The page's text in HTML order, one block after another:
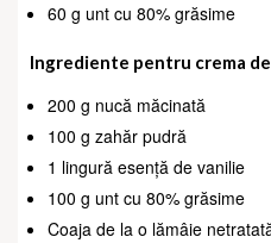
60 g unt cu 80% grăsime
Ingrediente pentru crema
200 g nucă măcinată
100 g zahăr pudră
1 lingură esență de vanilie
100 g unt cu 80% grăsime
Coaja de la o lămâie